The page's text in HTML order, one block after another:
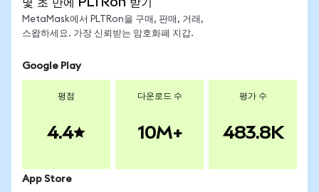
MetaMask에서 PLTRon을 구매, 판매, 거래,
스왑하세요. 가장 신뢰받는 암호화폐 지갑.
Google Play
평점
4.4
다운로드 수
10M+
평가 수
483.8K
App Store